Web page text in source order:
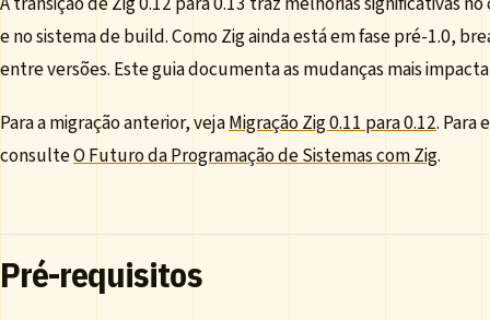
e no sistema de build. Como Zig ainda está em fase pré-1.0,
entre versões. Este guia documenta as mudanças mais
Para a migração anterior, vejaMigração Zig 0.11 para 0.12. Para
consulteO Futuro da Programação de Sistemas com Zig.
Pré-requisitos